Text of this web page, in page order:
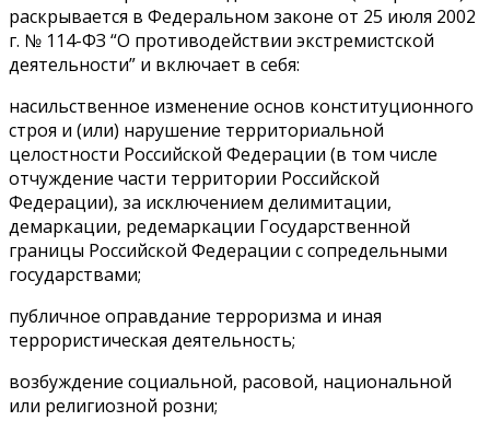
раскрывается в Федеральном законе от 25 июля 2002
г. № 114-ФЗ “О противодействии экстремистской
деятельности” и включает в себя:
насильственное изменение основ конституционного
строя и (или) нарушение территориальной
целостности Российской Федерации (в том числе
отчуждение части территории Российской
Федерации), за исключением делимитации,
демаркации, редемаркации Государственной
границы Российской Федерации с сопредельными
государствами;
публичное оправдание терроризма и иная
террористическая деятельность;
возбуждение социальной, расовой, национальной
или религиозной розни;